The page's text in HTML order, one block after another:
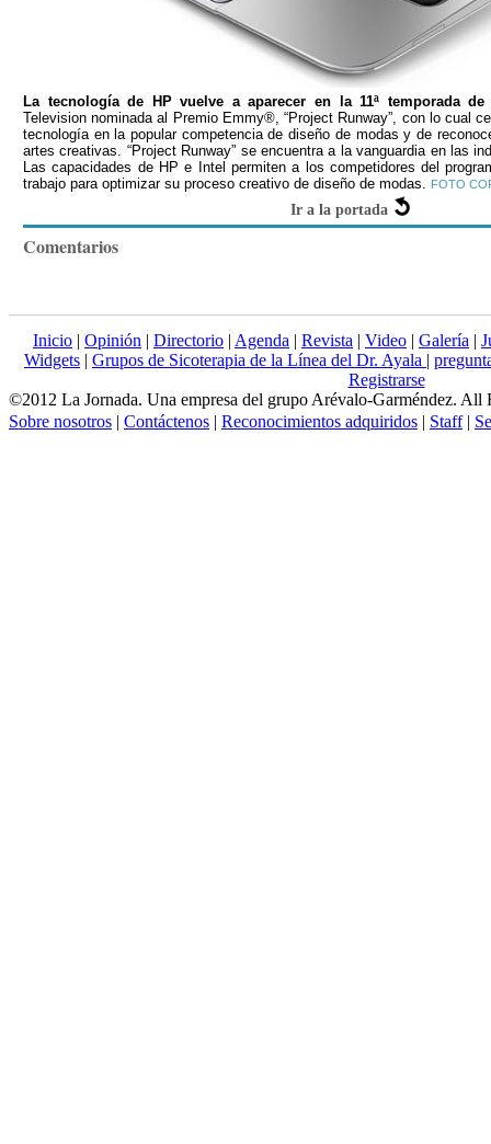
La tecnología de HP vuelve a aparecer en la 11ª temporada
Television nominada al Premio Emmy®, “Project Runway”, con lo cual
tecnología en la popular competencia de diseño de modas y de
artes creativas. “Project Runway” se encuentra a la vanguardia en las
Las capacidades de HP e Intel permiten a los competidores del
trabajo para optimizar su proceso creativo de diseño de modas. FOTO
Ir a la portada
Comentarios
Inicio | Opinión | Directorio | Agenda | Revista | Video | Galería |
Widgets | Grupos de Sicoterapia de la Línea del Dr. Ayala |
Registrarse
©2012 La Jornada. Una empresa del grupo Arévalo-Garméndez. All
Sobre nosotros | Contáctenos | Reconocimientos adquiridos | Staff|